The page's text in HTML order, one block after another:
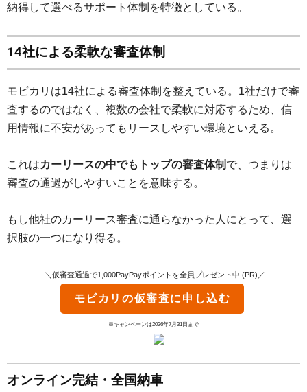
納得して選べるサポート体制を特徴としている。
14社による柔軟な審査体制
モビカリは14社による審査体制を整えている。1社だけで審
査するのではなく、複数の会社で柔軟に対応するため、信
用情報に不安があってもリースしやすい環境といえる。
これはカーリースの中でもトップの審査体制 で、つまりは
審査の通過がしやすいことを意味する。
もし他社のカーリース審査に通らなかった人にとって、選
択肢の一つになり得る。
＼仮審査通過で1,000PayPayポイントを全員プレゼント中 (PR)／
モビカリ の仮審査に申し込む
※キャンペーンは2026年7月31日まで
オンライン完結・全国納車